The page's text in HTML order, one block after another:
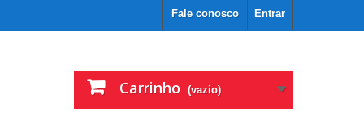
Entrar
Fale conosco
Carrinho (vazio)